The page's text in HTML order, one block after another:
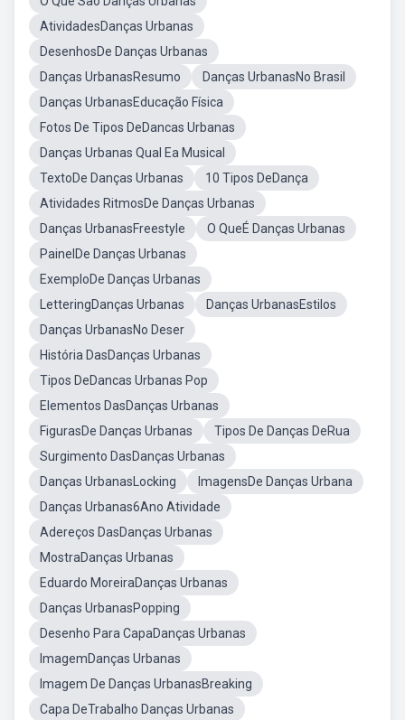
AtividadesDanças Urbanas
DesenhosDe Danças Urbanas
Danças UrbanasResumo
Danças UrbanasNo Brasil
Danças UrbanasEducação Física
Fotos De Tipos DeDancas Urbanas
Danças Urbanas Qual Ea Musical
TextoDe Danças Urbanas
10 Tipos DeDança
Atividades RitmosDe Danças Urbanas
Danças UrbanasFreestyle
O QueÉ Danças Urbanas
PainelDe Danças Urbanas
ExemploDe Danças Urbanas
LetteringDanças Urbanas
Danças UrbanasEstilos
Danças UrbanasNo Deser
História DasDanças Urbanas
Tipos DeDancas Urbanas Pop
Elementos DasDanças Urbanas
FigurasDe Danças Urbanas
Tipos De Danças DeRua
Surgimento DasDanças Urbanas
Danças UrbanasLocking
ImagensDe Danças Urbana
Danças Urbanas6Ano Atividade
Adereços DasDanças Urbanas
MostraDanças Urbanas
Eduardo MoreiraDanças Urbanas
Danças UrbanasPopping
Desenho Para CapaDanças Urbanas
ImagemDanças Urbanas
Imagem De Danças UrbanasBreaking
Capa DeTrabalho Danças Urbanas